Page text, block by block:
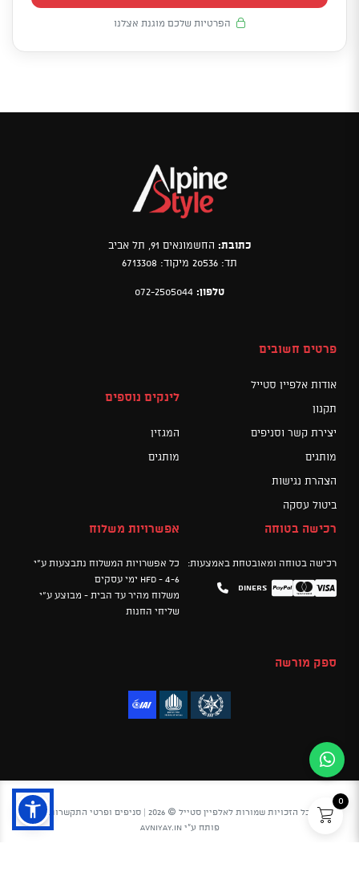
הפרטיות שלכם מוגנת אצלנו
כתובת: החשמונאים 91, תל אביב
תד: 20536 מיקוד: 6713308
טלפון: 072-2505044
פרטים חשובים
אודות אלפיין סטייל
תקנון
יצירת קשר וסניפים
מותגים
הצהרת נגישות
ביטול עסקה
לינקים נוספים
המגזין
מותגים
רכישה בטוחה
רכישה בטוחה ומאובטחת באמצעות:
Visa
Mastercard
PayPal
Diners
אפשרויות משלוח
כל אפשרויות המשלוח נתבצעות ע"י
HFD - 4-6 ימי עסקים
משלוח מהיר עד הבית - מבוצע ע"י
שליחי החנות
ספק מורשה
כל הזכויות שמורות לאלפיין סטייל © 2026 |
סניפים ופרטי התקשרות
פותח ע"יavniyay.in
0